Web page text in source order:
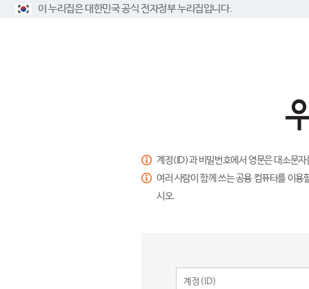
이 누리집은 대한민국 공식 전자정부 누리집입니다.
계정(ID)과 비밀번호에서 영문은 대소문
여러 사람이 함께 쓰는 공용 컴퓨터를 이
시오.